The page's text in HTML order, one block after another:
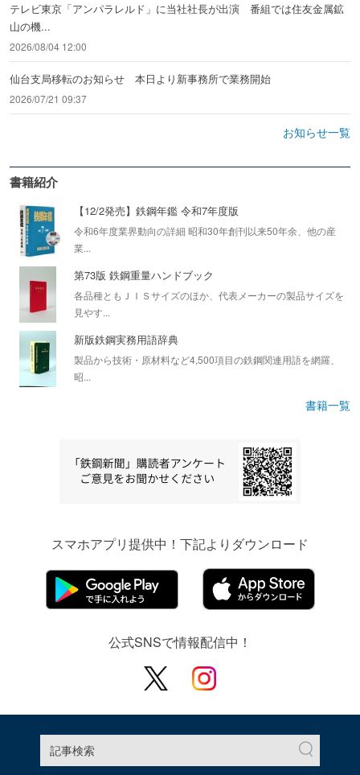
テレビ東京「アンパラレルド」に当社社長が出演 番組では住友金属鉱
山の機...
2026/08/04 12:00
仙台支局移転のお知らせ 本日より新事務所で業務開始
2026/07/21 09:37
お知らせ一覧
書籍紹介
【12/2発売】鉄鋼年鑑 令和7年度版
令和6年度業界動向の詳細 昭和30年創刊以来50年余、他の産
業...
第73版 鉄鋼重量ハンドブック
各品種ともＪＩＳサイズのほか、代表メーカーの製品サイズを
見やす...
新版鉄鋼実務用語辞典
製品から技術・原材料など4,500項目の鉄鋼関連用語を網羅、
昭...
書籍一覧
スマホアプリ提供中！下記よりダウンロード
公式SNSで情報配信中！
記事検索